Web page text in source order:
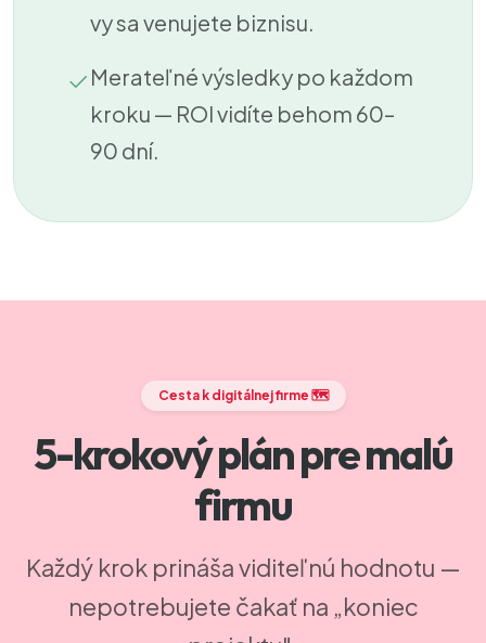
vy sa venujete biznisu.
Merateľné výsledky po každom
kroku — ROI vidíte behom 60–
90 dní.
Cesta k digitálnej firme 🗺️
5-krokový plán pre malú
firmu
Každý krok prináša viditeľnú hodnotu —
nepotrebujete čakať na „koniec